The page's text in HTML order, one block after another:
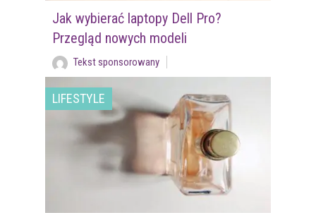
Jak wybierać laptopy Dell Pro?
Przegląd nowych modeli
Tekst sponsorowany
LIFESTYLE